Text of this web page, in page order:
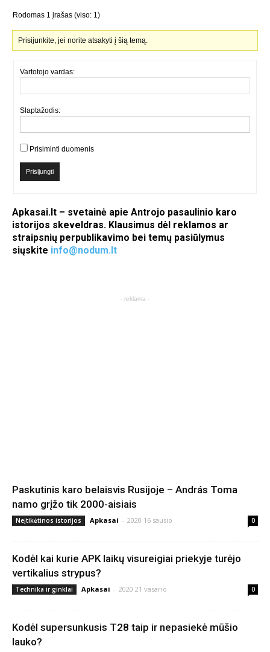
Rodomas 1 įrašas (viso: 1)
Prisijunkite, jei norite atsakyti į šią temą.
Vartotojo vardas:
Slaptažodis:
Prisiminti duomenis
Prisijungti
Apkasai.lt – svetainė apie Antrojo pasaulinio karo
istorijos skeveldras. Klausimus dėl reklamos ar
straipsnių perpublikavimo bei temų pasiūlymus
siųskite info@nodum.lt
- reklama -
Paskutinis karo belaisvis Rusijoje – András Toma
namo grįžo tik 2000-aisiais
Neįtikėtinos istorijos Apkasai - 2020 16 sausio 0
Kodėl kai kurie APK laikų visureigiai priekyje turėjo
vertikalius strypus?
Technika ir ginklai Apkasai - 2020 21 vasario 0
Kodėl supersunkusis T28 taip ir nepasiekė mūšio
lauko?